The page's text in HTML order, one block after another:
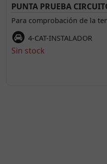
PUNTA PRUEBA
Para comprobación de la
4-CAT-INSTALADOR
Sin stock